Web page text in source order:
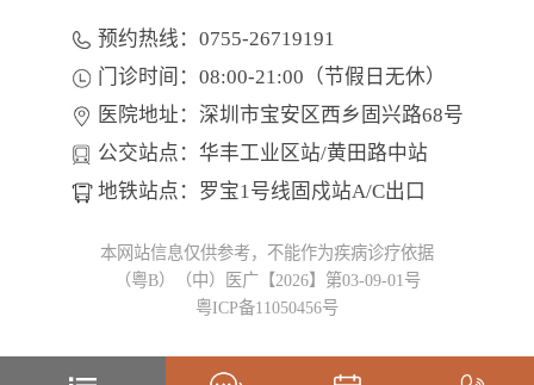
预约热线：0755-26719191
门诊时间：08:00-21:00（节假日无休）
医院地址：深圳市宝安区西乡固兴路68号
公交站点：华丰工业区站/黄田路中站
地铁站点：罗宝1号线固戍站A/C出口
本网站信息仅供参考，不能作为疾病诊疗依据
（粤B）（中）医广【2026】第03-09-01号
粤ICP备11050456号